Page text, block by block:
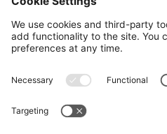
LinkedInメールアドレス
10 Anson Rd, #05-01,
079903